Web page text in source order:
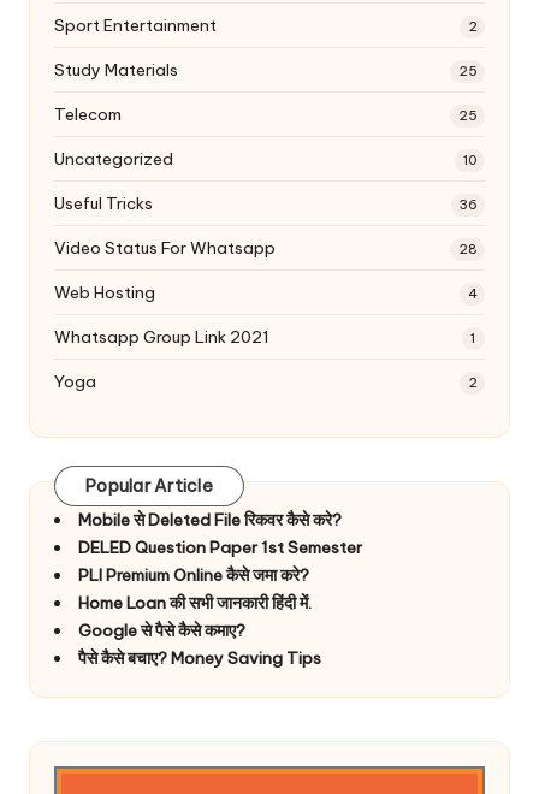
Sport Entertainment 2
Study Materials 25
Telecom 25
Uncategorized 10
Useful Tricks 36
Video Status For Whatsapp 28
Web Hosting 4
Whatsapp Group Link 2021 1
Yoga 2
Popular Article
Mobile से Deleted File रिकवर कैसे करे?
DELED Question Paper 1st Semester
PLI Premium Online कैसे जमा करे?
Home Loan की सभी जानकारी हिंदी में.
Google से पैसे कैसे कमाए?
पैसे कैसे बचाए? Money Saving Tips